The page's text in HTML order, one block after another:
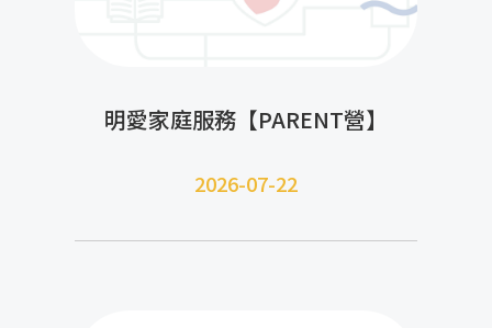
明愛家庭服務【PARENT營】
2026-07-22